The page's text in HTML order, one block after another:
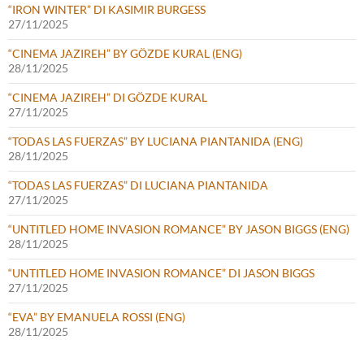
“IRON WINTER” DI KASIMIR BURGESS
27/11/2025
“CINEMA JAZIREH” BY GÖZDE KURAL (ENG)
28/11/2025
“CINEMA JAZIREH” DI GÖZDE KURAL
27/11/2025
“TODAS LAS FUERZAS” BY LUCIANA PIANTANIDA (ENG)
28/11/2025
“TODAS LAS FUERZAS” DI LUCIANA PIANTANIDA
27/11/2025
“UNTITLED HOME INVASION ROMANCE” BY JASON BIGGS (ENG)
28/11/2025
“UNTITLED HOME INVASION ROMANCE” DI JASON BIGGS
27/11/2025
“EVA” BY EMANUELA ROSSI (ENG)
28/11/2025